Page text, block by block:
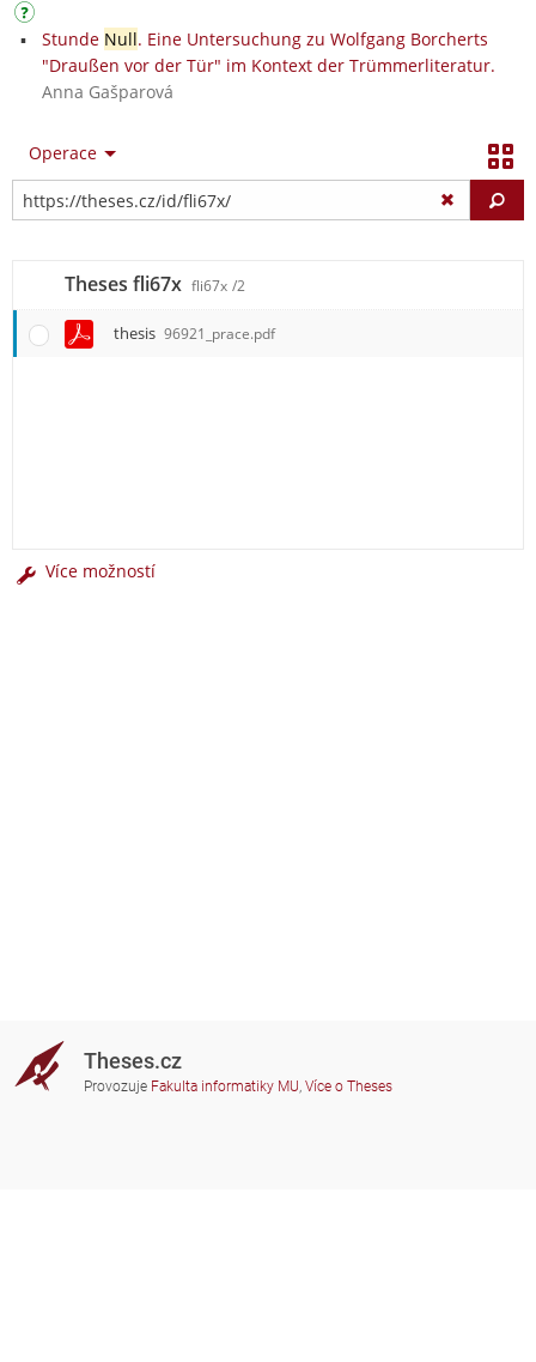
Stunde Null. Eine Untersuchung zu Wolfgang Borcherts
"Draußen vor der Tür" im Kontext der Trümmerliteratur.
Anna Gašparová
Operace
Theses fli67x fli67x /2
thesis 96921_prace.pdf
Více možností
Theses.cz
Provozuje Fakulta informatiky MU, Více o Theses